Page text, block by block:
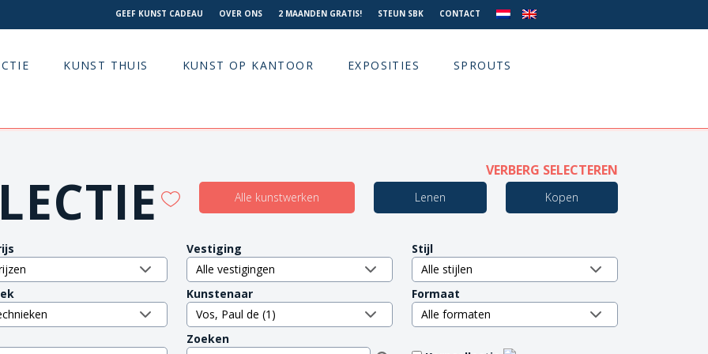
GEEF KUNST CADEAU OVER ONS 2 MAANDEN GRATIS! STEUN SBK CONTACT
KUNST THUIS KUNST OP KANTOOR EXPOSITIES SPROUTS
VERBERG SELECTEREN
Alle kunstwerken Lenen Kopen
Vestiging Stijl
Kunstenaar Formaat
Zoeken